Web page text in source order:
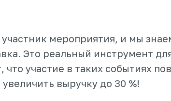
мероприятия, и мы
Это реальный инструмент
участие в таких событиях
выручку до 30 %!